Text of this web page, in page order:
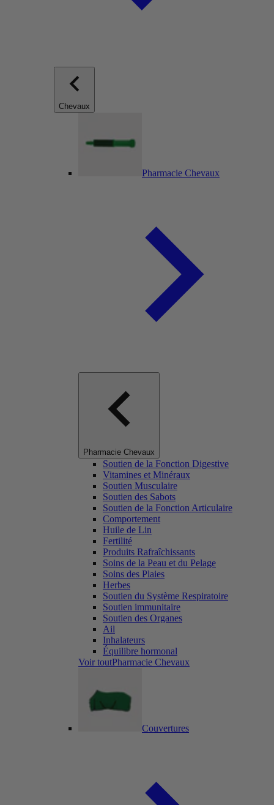
Chevaux
Pharmacie Chevaux
Pharmacie Chevaux
Soutien de la Fonction Digestive
Vitamines et Minéraux
Soutien Musculaire
Soutien des Sabots
Soutien de la Fonction Articulaire
Comportement
Huile de Lin
Fertilité
Produits Rafraîchissants
Soins de la Peau et du Pelage
Soins des Plaies
Herbes
Soutien du Système Respiratoire
Soutien immunitaire
Soutien des Organes
Ail
Inhalateurs
Équilibre hormonal
Voir toutPharmacie Chevaux
Couvertures